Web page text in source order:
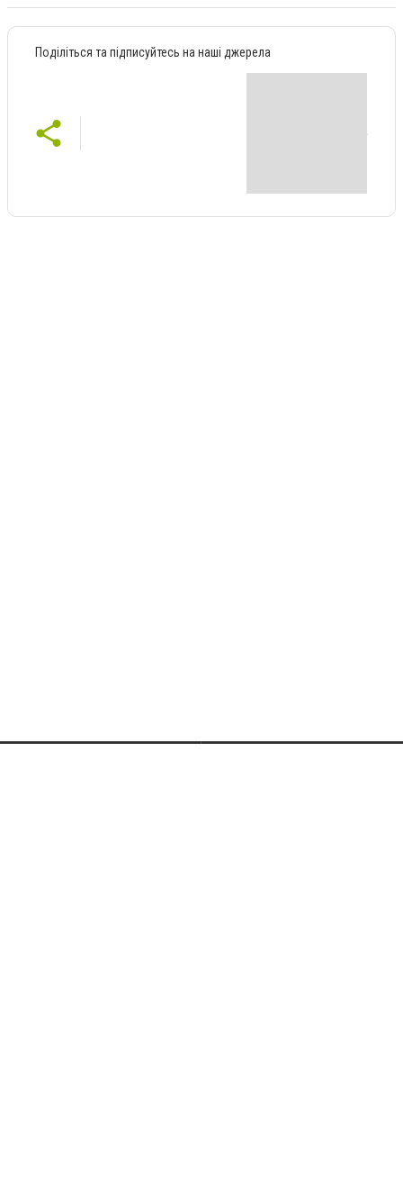
Поділіться та підписуйтесь на наші джерела